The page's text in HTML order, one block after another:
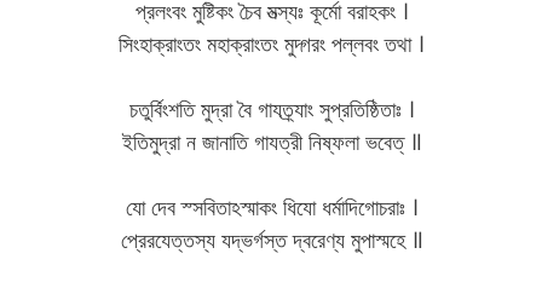
প্রলংবং মুষ্টিকং চৈব মত্স্যঃ কূর্মো বরাহকং ।
সিংহাক্রাংতং মহাক্রাংতং মুদ্গরং পল্লবং তথা ।
চতুর্বিংশতি মুদ্রা বৈ গাযত্র্যাং সুপ্রতিষ্ঠিতাঃ ।
ইতিমুদ্রা ন জানাতি গাযত্রী নিষ্ফলা ভবেত্ ॥
যো দেব স্সবিতাঽস্মাকং ধিযো ধর্মাদিগোচরাঃ ।
প্রেরযেত্তস্য যদ্ভর্গস্ত দ্বরেণ্য মুপাস্মহে ॥